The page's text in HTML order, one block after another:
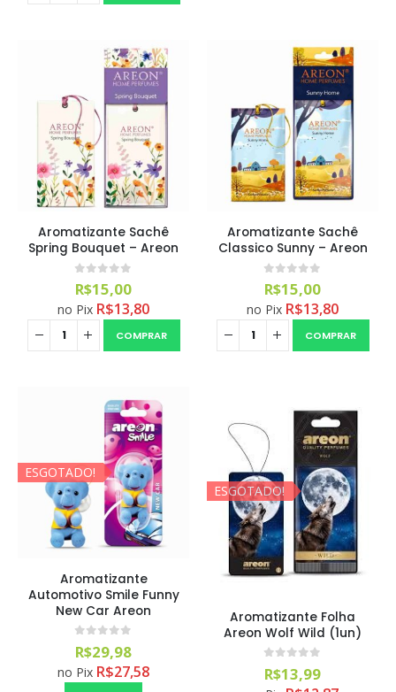
Aromatizante Sachê
Spring Bouquet – Areon
R$15,00
no Pix R$13,80
COMPRAR
Aromatizante Sachê
Classico Sunny – Areon
R$15,00
no Pix R$13,80
COMPRAR
ESGOTADO!
Aromatizante
Automotivo Smile Funny
New Car Areon
R$29,98
no Pix R$27,58
ESGOTADO!
Aromatizante Folha
Areon Wolf Wild (1un)
R$13,99